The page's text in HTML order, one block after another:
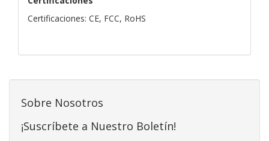
Certificaciones: CE, FCC, RoHS
Sobre Nosotros
¡Suscríbete a Nuestro Boletín!